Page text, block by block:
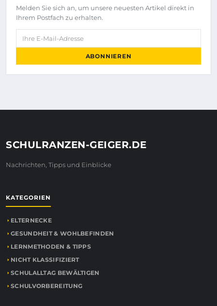
Melden Sie sich an, um unsere neuesten Artikel direkt in
Ihrem Postfach zu erhalten.
Ihre E-Mail-Adresse
ABONNIEREN
SCHULRANZEN-GEIGER.DE
Nachrichten, Tipps und Einblicke
KATEGORIEN
ELTERNECKE
GESUNDHEIT & WOHLBEFINDEN
LERNMETHODEN & TIPPS
NICHT KLASSIFIZIERT
SCHULALLTAG BEWÄLTIGEN
SCHULVORBEREITUNG